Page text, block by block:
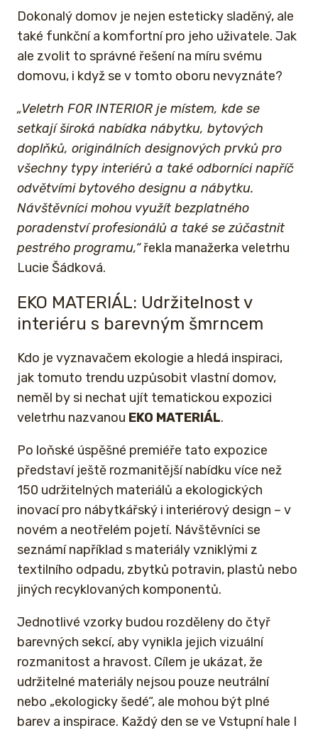
Dokonalý domov je nejen esteticky sladěný, ale
také funkční a komfortní pro jeho uživatele. Jak
ale zvolit to správné řešení na míru svému
domovu, i když se v tomto oboru nevyznáte?
„Veletrh FOR INTERIOR je místem, kde se
setkají široká nabídka nábytku, bytových
doplňků, originálních designových prvků pro
všechny typy interiérů a také odborníci napříč
odvětvími bytového designu a nábytku.
Návštěvníci mohou využít bezplatného
poradenství profesionálů a také se zúčastnit
pestrého programu,“řekla manažerka veletrhu
Lucie Šádková.
EKO MATERIÁL: Udržitelnost v
interiéru s barevným šmrncem
Kdo je vyznavačem ekologie a hledá inspiraci,
jak tomuto trendu uzpůsobit vlastní domov,
neměl by si nechat ujít tematickou expozici
veletrhu nazvanou EKO MATERIÁL.
Po loňské úspěšné premiéře tato expozice
představí ještě rozmanitější nabídku více než
150 udržitelných materiálů a ekologických
inovací pro nábytkářský i interiérový design – v
novém a neotřelém pojetí. Návštěvníci se
seznámí například s materiály vzniklými z
textilního odpadu, zbytků potravin, plastů nebo
jiných recyklovaných komponentů.
Jednotlivé vzorky budou rozděleny do čtyř
barevných sekcí, aby vynikla jejich vizuální
rozmanitost a hravost. Cílem je ukázat, že
udržitelné materiály nejsou pouze neutrální
nebo „ekologicky šedé“, ale mohou být plné
barev a inspirace. Každý den se ve Vstupní hale I